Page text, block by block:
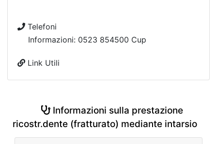
Telefoni
Informazioni: 0523 854500 Cup
Link Utili
Informazioni sulla prestazione
ricostr.dente (fratturato) mediante intarsio